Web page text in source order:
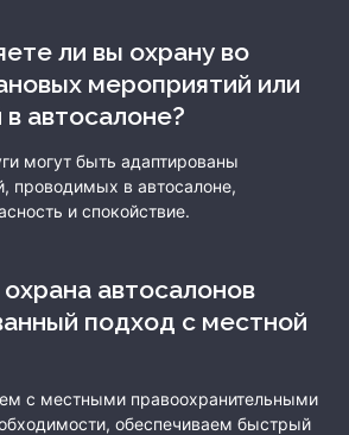
мероприятий или
автосалоне?
могут быть адаптированы
проводимых в автосалоне,
и спокойствие.
подход с местной
с местными правоохранительными
обеспечиваем быстрый